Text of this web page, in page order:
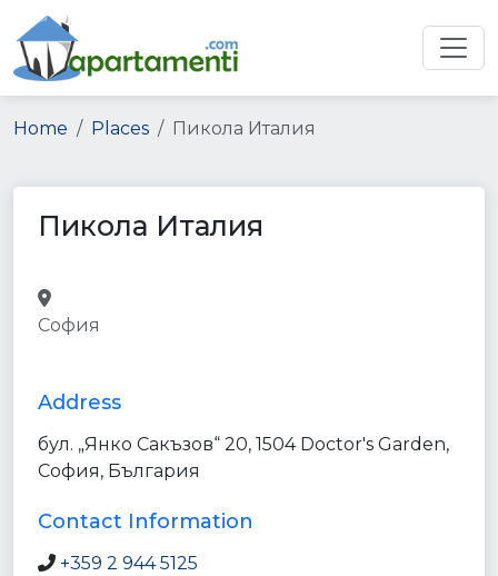
Home Places Пикола Италия
Пикола Италия
София
Address
бул. „Янко Сакъзов“ 20, 1504 Doctor's Garden,
София, България
Contact Information
+359 2 944 5125